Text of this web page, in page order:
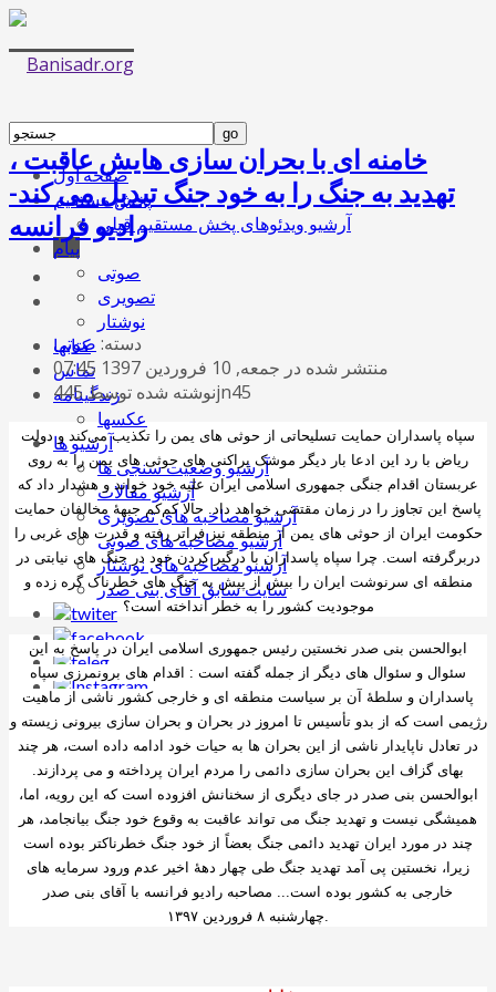
صفحه اول
پخش مستقیم
آرشیو ویدئوهای پخش مستقیم قبلی
پیام
صوتی
تصویری
نوشتار
کتابها
تماس
زندگینامه
عکسها
آرشیو ها
آرشیو وضعیت سنجی ها
آرشیو مقالات
آرشیو مصاخبه های تصویری
آرشیو مصاخبه های صوتی
آرشیو مصاخبه های نوشتار
سایت سابق آقای بنی صدر
خامنه ای با بحران سازی هایش عاقبت ،
تهدید به جنگ را به خود جنگ تبدیل می کند-
رادیو فرانسه
دسته: صوتی
منتشر شده در جمعه, 10 فروردين 1397 07:45
نوشته شده توسط 445jn45
سپاه پاسداران حمایت تسلیحاتی از حوثی های یمن را تکذیب می‌کند و دولت
ریاض با رد این ادعا بار دیگر موشک پراکنی های حوثی های یمن را به روی
عربستان اقدام جنگی جمهوری اسلامی ایران علیه خود خواند و هشدار داد که
پاسخ این تجاوز را در زمان مقتضی خواهد داد. حالا کم‌کم جبهۀ مخالفان حمایت
حکومت ایران از حوثی های یمن از منطقه نیز فراتر رفته و قدرت های غربی را
دربرگرفته است. چرا سپاه پاسداران با درگیر کردن خود در جنگ های نیابتی در
منطقه ای سرنوشت ایران را بیش از پیش به جنگ های خطرناک گره زده و
موجودیت کشور را به خطر انداخته است؟
ابوالحسن بنی صدر نخستین رئیس جمهوری اسلامی ایران در پاسخ به این
سئوال و سئوال های دیگر از جمله گفته است : اقدام های برونمرزی سپاه
پاسداران و سلطۀ آن بر سیاست منطقه ای و خارجی کشور ناشی از ماهیت
رژیمی است که از بدو تأسیس تا امروز در بحران و بحران سازی بیرونی زیسته و
در تعادل ناپایدار ناشی از این بحران ها به حیات خود ادامه داده است، هر چند
بهای گزاف این بحران سازی دائمی را مردم ایران پرداخته و می پردازند.
ابوالحسن بنی صدر در جای دیگری از سخنانش افزوده است که این رویه، اما،
همیشگی نیست و تهدید جنگ می تواند عاقبت به وقوع خود جنگ بیانجامد، هر
چند در مورد ایران تهدید دائمی جنگ بعضاً از خود جنگ خطرناکتر بوده است
زیرا، نخستین پی آمد تهدید جنگ طی چهار دهۀ اخیر عدم ورود سرمایه های
خارجی به کشور بوده است... مصاحبه رادیو فرانسه با آقای بنی صدر
.چهارشنبه ۸ فروردین ۱۳۹۷